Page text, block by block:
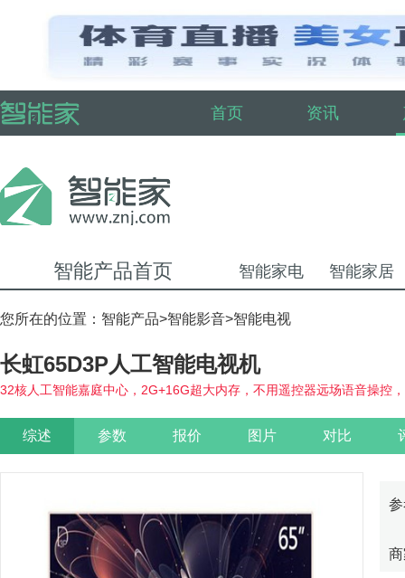
首页 资讯
智能产品首页 智能家电 智能家居
您所在的位置： 智能产品>智能影音>智能电视
长虹65D3P人工智能电视机
32核人工智能嘉庭中心，2G+16G超大内存，不用遥控器远场语音操控
综述 参数 报价 图片 对比